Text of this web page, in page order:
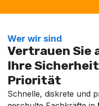
Wer wir sind
Vertrauen Sie
Ihre
Priorität
Schnelle, diskrete und